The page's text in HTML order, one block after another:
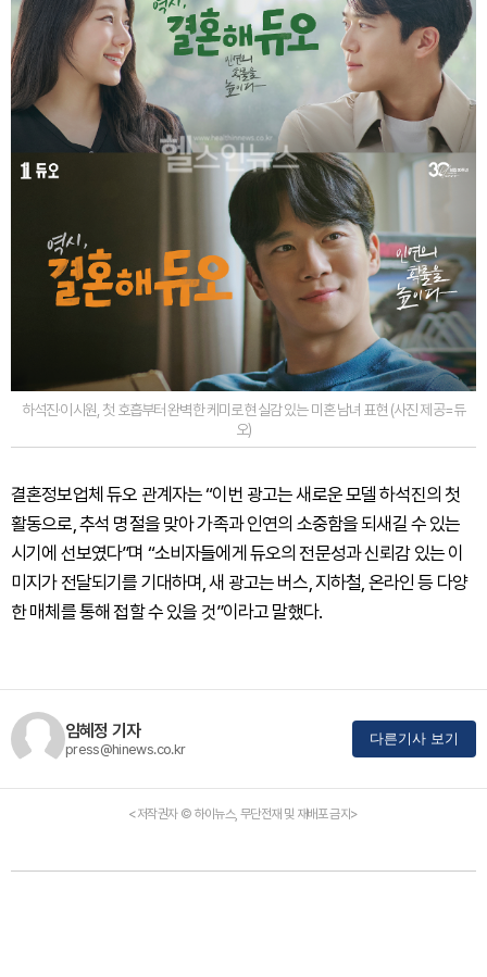
하석진·이시원, 첫 호흡부터 완벽한 케미로 현실감 있는 미혼 남녀 표현 (사진 제공=듀
오)
결혼정보업체 듀오 관계자는 “이번 광고는 새로운 모델 하석진의 첫
활동으로, 추석 명절을 맞아 가족과 인연의 소중함을 되새길 수 있는
시기에 선보였다”며 “소비자들에게 듀오의 전문성과 신뢰감 있는 이
미지가 전달되기를 기대하며, 새 광고는 버스, 지하철, 온라인 등 다양
한 매체를 통해 접할 수 있을 것”이라고 말했다.
임혜정 기자
press@hinews.co.kr
다른기사 보기
<저작권자 © 하이뉴스, 무단전재 및 재배포 금지>